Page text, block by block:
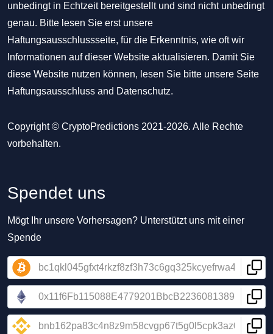
unbedingt in Echtzeit bereitgestellt und sind nicht unbedingt
genau. Bitte lesen Sie erst unsere
Haftungsausschlussseite, für die Erkenntnis, wie oft wir
Informationen auf dieser Website aktualisieren. Damit Sie
diese Website nutzen können, lesen Sie bitte unsere Seite
Haftungsausschluss and Datenschutz.
Copyright © CryptoPredictions 2021-2026. Alle Rechte
vorbehalten.
Spendet uns
Mögt Ihr unsere Vorhersagen? Unterstützt uns mit einer
Spende